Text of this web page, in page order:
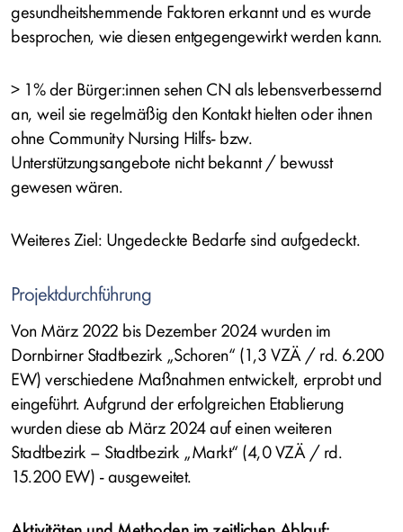
gesundheitshemmende Faktoren erkannt und es wurde
besprochen, wie diesen entgegengewirkt werden kann.
> 1% der Bürger:innen sehen CN als lebensverbessernd
an, weil sie regelmäßig den Kontakt hielten oder ihnen
ohne Community Nursing Hilfs- bzw.
Unterstützungsangebote nicht bekannt / bewusst
gewesen wären.
Weiteres Ziel: Ungedeckte Bedarfe sind aufgedeckt.
Projektdurchführung
Von März 2022 bis Dezember 2024 wurden im
Dornbirner Stadtbezirk „Schoren“ (1,3 VZÄ / rd. 6.200
EW) verschiedene Maßnahmen entwickelt, erprobt und
eingeführt. Aufgrund der erfolgreichen Etablierung
wurden diese ab März 2024 auf einen weiteren
Stadtbezirk – Stadtbezirk „Markt“ (4,0 VZÄ / rd.
15.200 EW) - ausgeweitet.